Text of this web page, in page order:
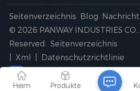
Seitenverzeichnis Blog Nachricht
© 2026 PANWAY INDUSTRIES
Reserved.
Seitenverzeichnis
Xml
Datenschutzrichtlinie
IPv6-Netzwerk unterstützt
Heim Produkte